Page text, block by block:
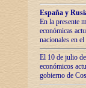
España y
En la presente
económicas
nacionales en
El 10 de julio
económicos
gobierno de